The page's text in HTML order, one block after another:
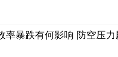
率暴跌有何影响 防空压力